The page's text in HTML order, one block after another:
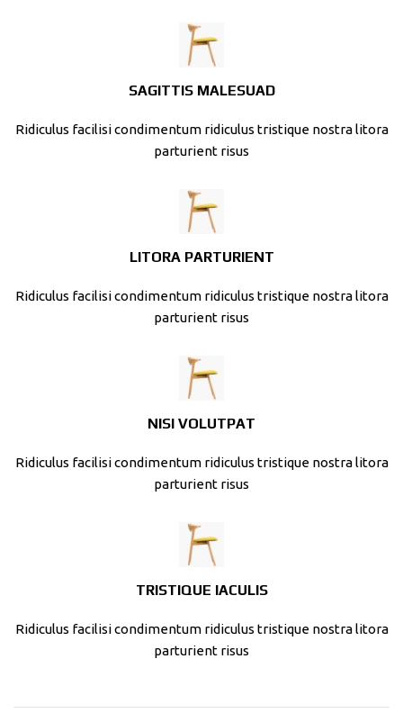
SAGITTIS MALESUAD
Ridiculus facilisi condimentum ridiculus tristique nostra litora
parturient risus
LITORA PARTURIENT
Ridiculus facilisi condimentum ridiculus tristique nostra litora
parturient risus
NISI VOLUTPAT
Ridiculus facilisi condimentum ridiculus tristique nostra litora
parturient risus
TRISTIQUE IACULIS
Ridiculus facilisi condimentum ridiculus tristique nostra litora
parturient risus